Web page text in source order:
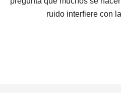
ruido interfiere con